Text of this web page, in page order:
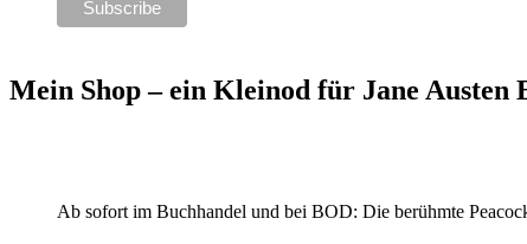
Mein Shop – ein Kleinod für Jane Austen
Ab sofort im Buchhandel und bei BOD: Die berühmte